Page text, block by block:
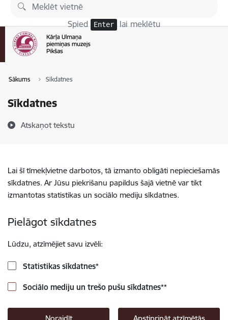
Pāriet uz lapas saturu
Spied Enter lai meklētu
Sākums Sīkdatnes
Sīkdatnes
Atskaņot tekstu
Lai šī tīmekļvietne darbotos, tā izmanto obligāti nepieciešamās
sīkdatnes. Ar Jūsu piekrišanu papildus šajā vietnē var tikt
izmantotas statistikas un sociālo mediju sīkdatnes.
Pielāgot sīkdatnes
Lūdzu, atzīmējiet savu izvēli:
Statistikas sīkdatnes*
Sociālo mediju un trešo pušu sīkdatnes**